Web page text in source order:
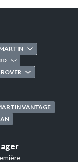
VANTAGE